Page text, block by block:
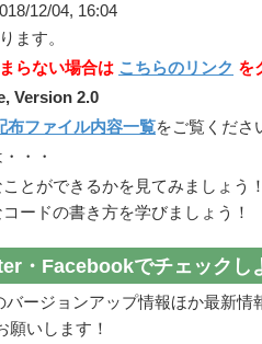
12/04, 16:04
ます。
らない場合は こちらのリンク を
Version 2.0
布ファイル内容一覧をご覧くださ
・・
とができるかを見てみましょう！
ードの書き方を学びましょう！
・Facebookでチェックし
ージョンアップ情報ほか最新情
願いします！